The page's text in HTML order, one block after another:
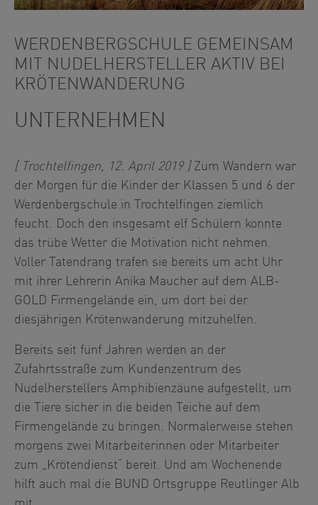
WERDENBERGSCHULE GEMEINSAM
MIT NUDELHERSTELLER AKTIV BEI
KRÖTENWANDERUNG
UNTERNEHMEN
[ Trochtelfingen, 12. April 2019 ]Zum Wandern war
der Morgen für die Kinder der Klassen 5 und 6 der
Werdenbergschule in Trochtelfingen ziemlich
feucht. Doch den insgesamt elf Schülern konnte
das trübe Wetter die Motivation nicht nehmen.
Voller Tatendrang trafen sie bereits um acht Uhr
mit ihrer Lehrerin Anika Maucher auf dem ALB-
GOLD Firmengelände ein, um dort bei der
diesjährigen Krötenwanderung mitzuhelfen.
Bereits seit fünf Jahren werden an der
Zufahrtsstraße zum Kundenzentrum des
Nudelherstellers Amphibienzäune aufgestellt, um
die Tiere sicher in die beiden Teiche auf dem
Firmengelände zu bringen. Normalerweise stehen
morgens zwei Mitarbeiterinnen oder Mitarbeiter
zum „Krötendienst“ bereit. Und am Wochenende
hilft auch mal die BUND Ortsgruppe Reutlinger Alb